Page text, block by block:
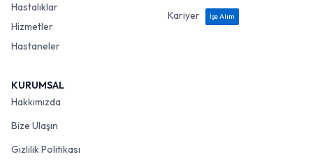
Hastalıklar
Hizmetler
Hastaneler
Kariyer
İşe Alım
KURUMSAL
Hakkımızda
Bize Ulaşın
Gizlilik Politikası